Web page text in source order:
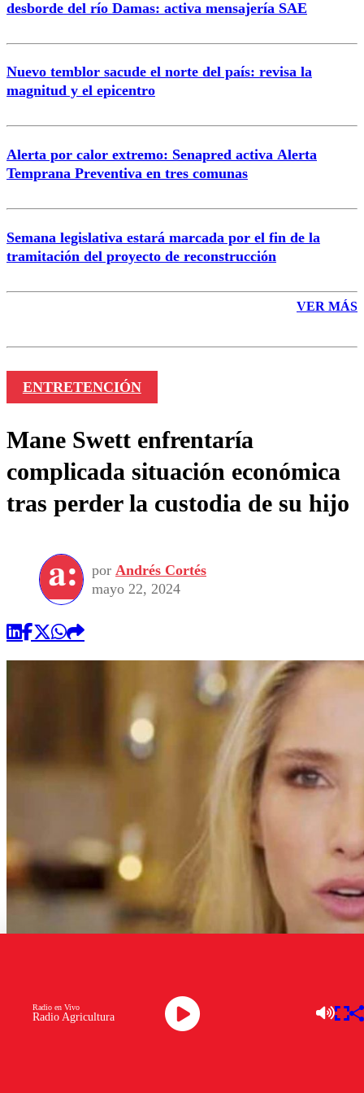
desborde del río Damas: activa mensajería SAE
Nuevo temblor sacude el norte del país: revisa la
magnitud y el epicentro
Alerta por calor extremo: Senapred activa Alerta
Temprana Preventiva en tres comunas
Semana legislativa estará marcada por el fin de la
tramitación del proyecto de reconstrucción
VER MÁS
ENTRETENCIÓN
Mane Swett enfrentaría
complicada situación económica
tras perder la custodia de su hijo
por Andrés Cortés
mayo 22, 2024
Radio Agricultura
Radio en Vivo